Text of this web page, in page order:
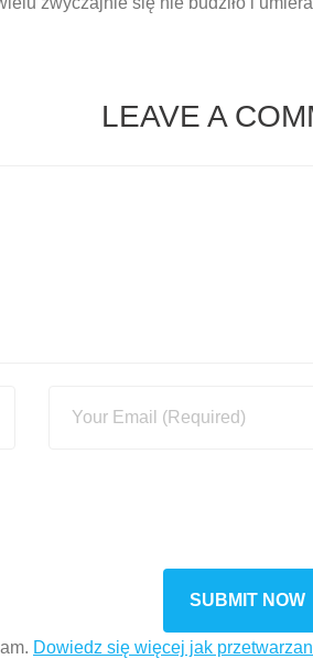
LEAVE A
Dowiedz się więcej jak